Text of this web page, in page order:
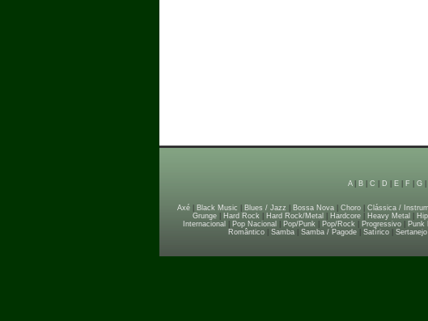
A| B| C D E| F G|
Axé
Black Music Blues / Jazz Bossa Nova Choro Clássica /
Grunge| Hard Rock| Hard Rock/Metal Hardcore| Heavy Metal
Internacional
Pop Nacional Pop/Punk| Pop/Rock| Progressivo| Punk
Romântico| Samba| Samba / Pagode| Satírico| Sertanejo